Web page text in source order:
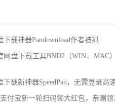
下载神器Pandownload作者被抓
网盘下载工具BND2（WIN、MAC
下载新神器SpeedPan，无需登录高
付宝新一轮扫码领大红包，亲测领